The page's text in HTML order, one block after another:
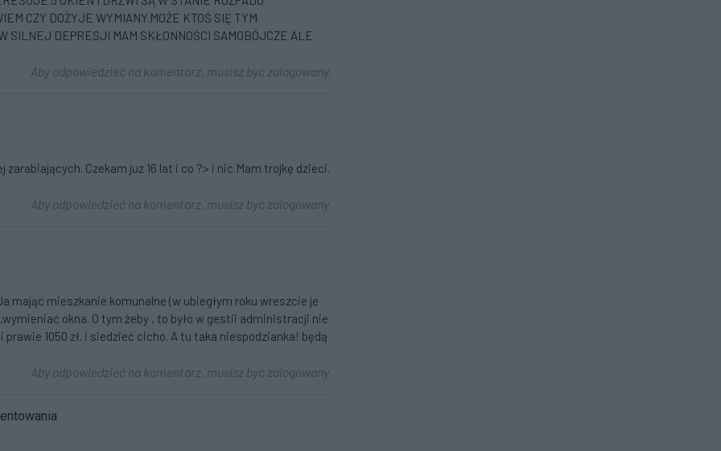
CZY DOŻYJE WYMIANY.MOŻE KTOŚ SIĘ TYM
DEPRESJI MAM SKŁONNOŚCI SAMOBÓJCZE ALE
Aby odpowiedzieć na komentarz, musisz być zalogowany.
Czekam juz 16 lat i co ?> i nic.Mam trojkę dzieci.
Aby odpowiedzieć na komentarz, musisz być zalogowany.
mając mieszkanie komunalne (w ubiegłym roku wreszcie je
okna. O tym żeby , to było w gestii administracji nie
prawie 1050 zł. i siedzieć cicho. A tu taka niespodzianka! będą
Aby odpowiedzieć na komentarz, musisz być zalogowany.